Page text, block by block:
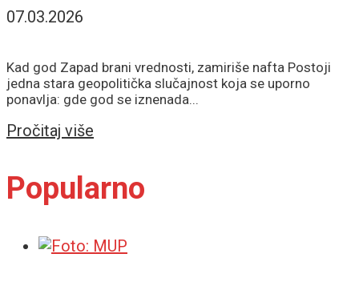
07.03.2026
Kad god Zapad brani vrednosti, zamiriše nafta Postoji
jedna stara geopolitička slučajnost koja se uporno
ponavlja: gde god se iznenada...
Pročitaj više
Popularno